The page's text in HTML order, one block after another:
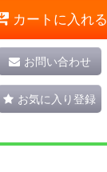
カートに入れる
お問い合わせ
お気に入り登録